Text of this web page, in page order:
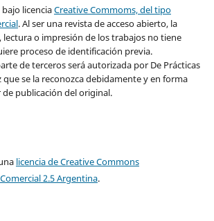
licenciaCreative Commoms, del tipo
. Al ser una revista de acceso abierto, la
lectura o impresión de los trabajos no tiene
proceso de identificación previa.
de terceros será autorizada por De Prácticas
que se la reconozca debidamente y en forma
publicación del original.
licencia de Creative Commons
2.5 Argentina.